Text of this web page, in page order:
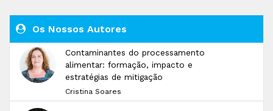
Os Nossos Autores
Contaminantes do processamento
alimentar: formação, impacto e
estratégias de mitigação
Cristina Soares